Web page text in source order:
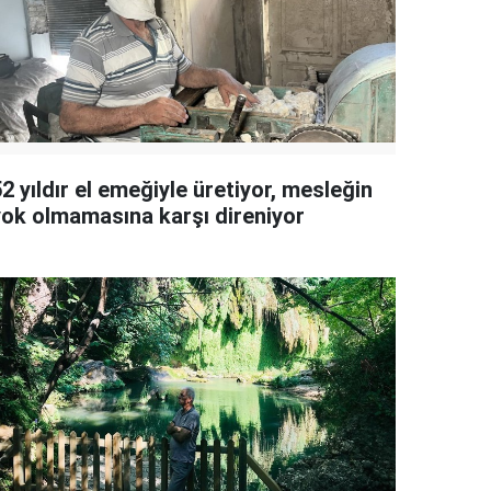
yıldır el emeğiyle üretiyor, mesleğin
olmamasına karşı direniyor